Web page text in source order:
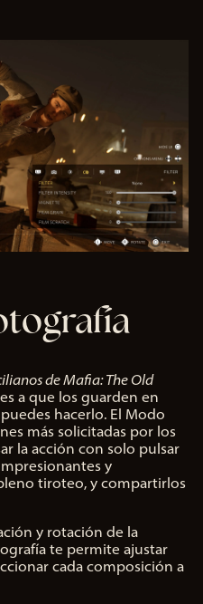
de Mafia: The Old
a que los guarden en
hacerlo. El Modo
más solicitadas por los
la acción con solo pulsar
y
tiroteo, y compartirlos
y rotación de la
te permite ajustar
cada composición a